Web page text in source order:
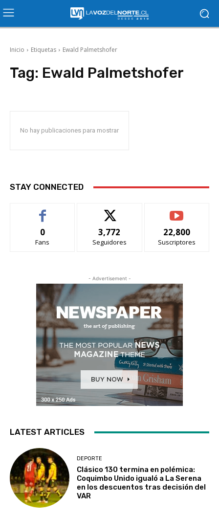
Inicio Etiquetas Ewald Palmetshofer
Tag: Ewald Palmetshofer
No hay publicaciones para mostrar
STAY CONNECTED
0
Fans
3,772
Seguidores
22,800
Suscriptores
- Advertisement -
LATEST ARTICLES
DEPORTE
Clásico 130 termina en polémica:
Coquimbo Unido igualó a La Serena
en los descuentos tras decisión del
VAR